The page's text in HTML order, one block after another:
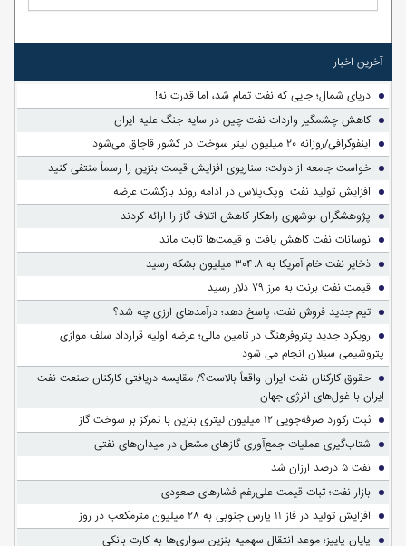
آخرین اخبار
دریای شمال؛ جایی که نفت تمام شد، اما قدرت نه!
کاهش چشمگیر واردات نفت چین در سایه جنگ علیه ایران
اینفوگرافی/روزانه ۲۰ میلیون لیتر سوخت در کشور قاچاق می‌شود
خواست جامعه از دولت: سناریوی افزایش قیمت بنزین را رسماً منتفی کنید
افزایش تولید نفت اوپک‌پلاس در ادامه روند بازگشت عرضه
پژوهشگران بوشهری راهکار کاهش اتلاف گاز را ارائه کردند
نوسانات نفت کاهش یافت و قیمت‌ها ثابت ماند
ذخایر نفت خام آمریکا به ۳۰۴.۸ میلیون بشکه رسید
قیمت نفت برنت به مرز ۷۹ دلار رسید
تیم جدید فروش نفت، پاسخ دهد؛ درآمدهای ارزی چه شد؟
رویکرد جدید پتروفرهنگ در تامین مالی؛ عرضه اولیه قرارداد سلف موازی
پتروشیمی سبلان انجام می شود
حقوق کارکنان نفت ایران واقعاً بالاست؟/ مقایسه دریافتی کارکنان صنعت نفت
ایران با غول‌های انرژی جهان
ثبت رکورد صرفه‌جویی ۱۲ میلیون لیتری بنزین با تمرکز بر سوخت گاز
شتاب‌گیری عملیات جمع‌آوری گازهای مشعل در میدان‌های نفتی
نفت ۵ درصد ارزان شد
بازار نفت؛ ثبات قیمت علی‌رغم فشارهای صعودی
افزایش تولید در فاز ۱۱ پارس جنوبی به ۲۸ میلیون مترمکعب در روز
پایان پاییز؛ موعد انتقال سهمیه بنزین سواری‌ها به کارت بانکی